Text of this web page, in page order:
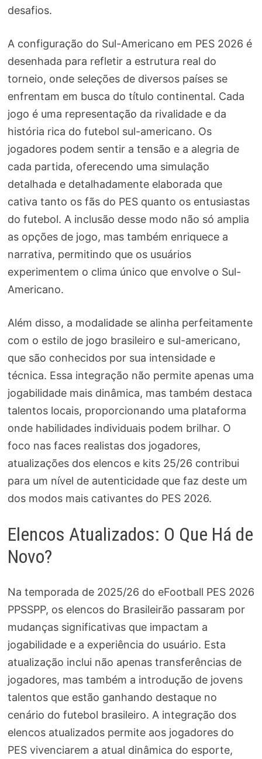
desafios.
A configuração do Sul-Americano em PES 2026 é
desenhada para refletir a estrutura real do
torneio, onde seleções de diversos países se
enfrentam em busca do título continental. Cada
jogo é uma representação da rivalidade e da
história rica do futebol sul-americano. Os
jogadores podem sentir a tensão e a alegria de
cada partida, oferecendo uma simulação
detalhada e detalhadamente elaborada que
cativa tanto os fãs do PES quanto os entusiastas
do futebol. A inclusão desse modo não só amplia
as opções de jogo, mas também enriquece a
narrativa, permitindo que os usuários
experimentem o clima único que envolve o Sul-
Americano.
Além disso, a modalidade se alinha perfeitamente
com o estilo de jogo brasileiro e sul-americano,
que são conhecidos por sua intensidade e
técnica. Essa integração não permite apenas uma
jogabilidade mais dinâmica, mas também destaca
talentos locais, proporcionando uma plataforma
onde habilidades individuais podem brilhar. O
foco nas faces realistas dos jogadores,
atualizações dos elencos e kits 25/26 contribui
para um nível de autenticidade que faz deste um
dos modos mais cativantes do PES 2026.
Elencos Atualizados: O Que Há de
Novo?
Na temporada de 2025/26 do eFootball PES 2026
PPSSPP, os elencos do Brasileirão passaram por
mudanças significativas que impactam a
jogabilidade e a experiência do usuário. Esta
atualização inclui não apenas transferências de
jogadores, mas também a introdução de jovens
talentos que estão ganhando destaque no
cenário do futebol brasileiro. A integração dos
elencos atualizados permite aos jogadores do
PES vivenciarem a atual dinâmica do esporte,